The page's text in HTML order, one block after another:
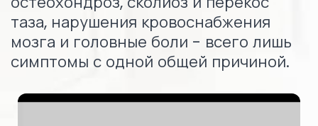
таза, нарушения кровоснабжения
мозга и головные боли - всего лишь
симптомы с одной общей причиной.